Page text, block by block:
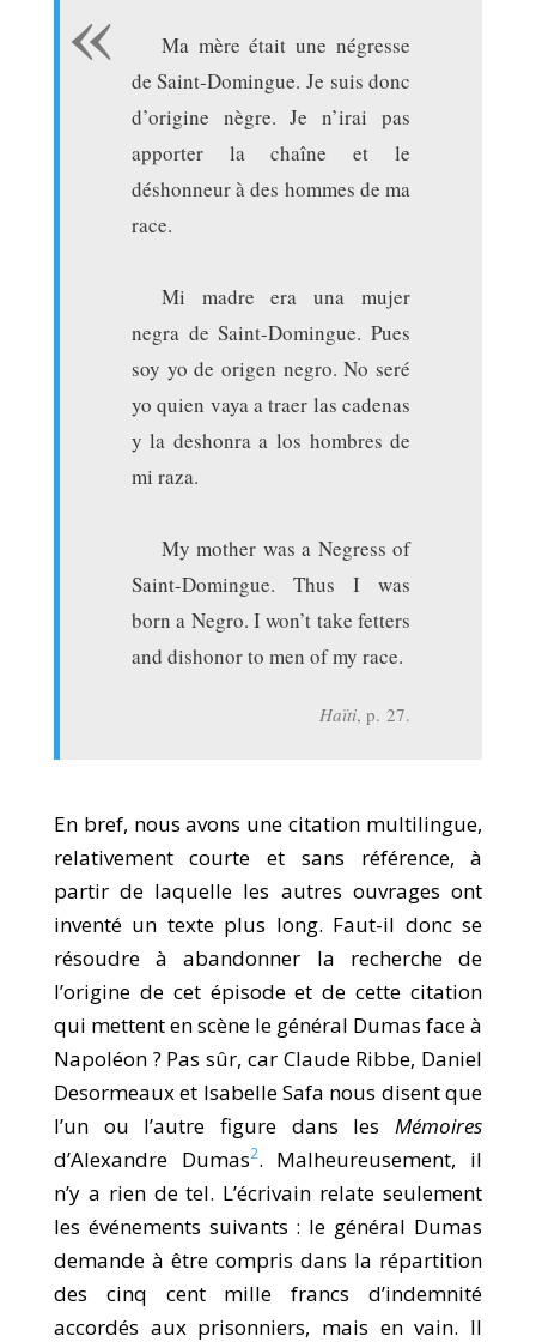
Ma mère était une négresse
de Saint-Domingue. Je suis donc
d’origine nègre. Je n’irai pas
apporter la chaîne et le
déshonneur à des hommes de ma
race.
Mi madre era una mujer
negra de Saint-Domingue. Pues
soy yo de origen negro. No seré
yo quien vaya a traer las cadenas
y la deshonra a los hombres de
mi raza.
My mother was a Negress of
Saint-Domingue. Thus I was
born a Negro. I won’t take fetters
and dishonor to men of my race.
Haïti, p. 27.
En bref, nous avons une citation multilingue,
relativement courte et sans référence, à
partir de laquelle les autres ouvrages ont
inventé un texte plus long. Faut-il donc se
résoudre à abandonner la recherche de
l’origine de cet épisode et de cette citation
qui mettent en scène le général Dumas face à
Napoléon ? Pas sûr, car Claude Ribbe, Daniel
Desormeaux et Isabelle Safa nous disent que
l’un ou l’autre figure dans lesMémoires
d’Alexandre Dumas2. Malheureusement, il
n’y a rien de tel. L’écrivain relate seulement
les événements suivants : le général Dumas
demande à être compris dans la répartition
des cinq cent mille francs d’indemnité
accordés aux prisonniers, mais en vain. Il